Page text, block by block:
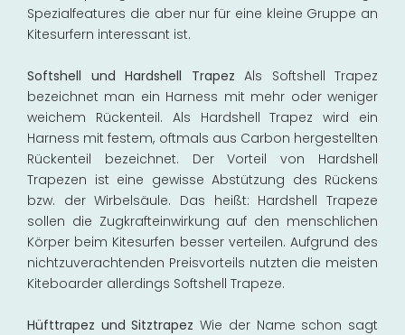
Spezialfeatures die aber nur für eine kleine Gruppe an
Kitesurfern interessant ist.
Softshell und Hardshell Trapez Als Softshell Trapez
bezeichnet man ein Harness mit mehr oder weniger
weichem Rückenteil. Als Hardshell Trapez wird ein
Harness mit festem, oftmals aus Carbon hergestellten
Rückenteil bezeichnet. Der Vorteil von Hardshell
Trapezen ist eine gewisse Abstützung des Rückens
bzw. der Wirbelsäule. Das heißt: Hardshell Trapeze
sollen die Zugkrafteinwirkung auf den menschlichen
Körper beim Kitesurfen besser verteilen. Aufgrund des
nichtzuverachtenden Preisvorteils nutzten die meisten
Kiteboarder allerdings Softshell Trapeze.
Hüfttrapez und Sitztrapez Wie der Name schon sagt